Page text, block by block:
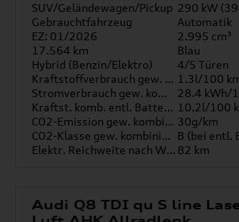
SUV/Geländewagen/Pickup 290 kW
Gebrauchtfahrzeug
Automatik
EZ: 01/2026
2.995 cm³
17.564 km
Blau
Hybrid (Benzin/Elektro)
4/5 Türen
Kraftstoffverbrauch gew. kombiniert 1.3l/100
Stromverbrauch gew. kombiniert
28.4 kWh/
Kraftst. komb. entl. Batterie 10.2l/100
CO2-Emission gew. kombiniert 30g/km
CO2-Klasse gew. kombiniert B (bei entl.
Elektr. Reichweite nach WLTP* 82 km
Audi Q8 TDI qu S line